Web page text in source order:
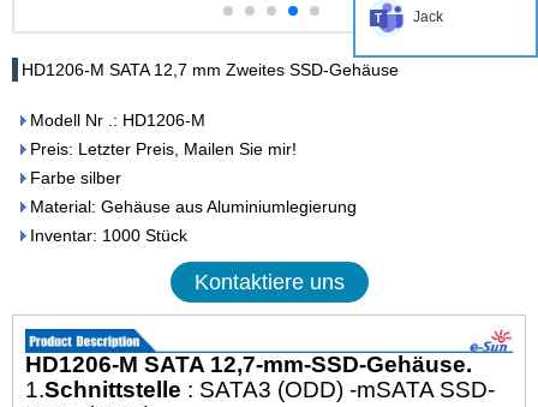
HD1206-M SATA 12,7 mm Zweites SSD-Gehäuse
Modell Nr .: HD1206-M
Preis: Letzter Preis, Mailen Sie mir!
Farbe silber
Material: Gehäuse aus Aluminiumlegierung
Inventar: 1000 Stück
Kontaktiere uns
HD1206-M SATA 12,7-mm-SSD-Gehäuse.
1.Schnittstelle : SATA3 (ODD) -mSATA SSD-
Jack